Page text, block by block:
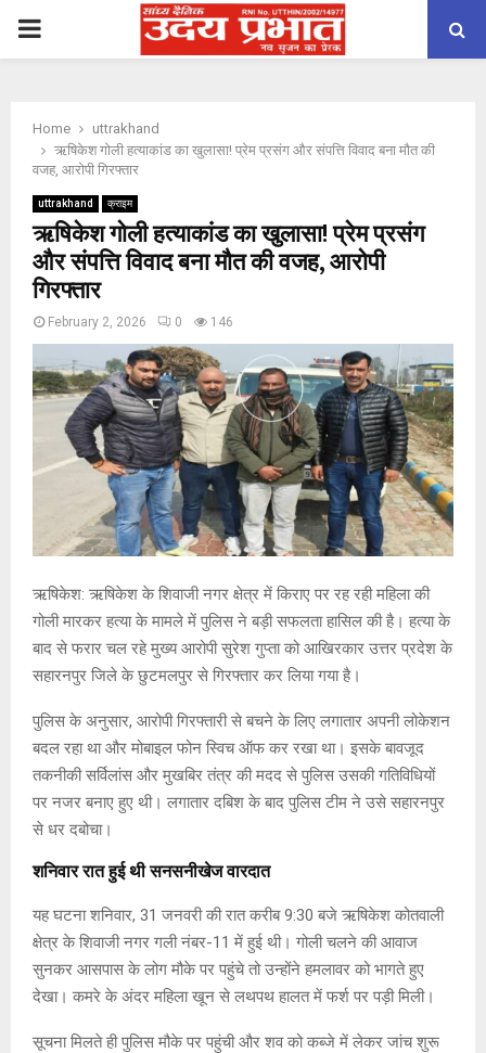
PRIMARY
Home
uttrakhand
ऋषिकेश गोली हत्याकांड का खुलासा! प्रेम प्रसंग और संपत्ति विवाद बना मौत की
वजह, आरोपी गिरफ्तार
uttrakhand क्राइम
ऋषिकेश गोली हत्याकांड का खुलासा! प्रेम प्रसंग
और संपत्ति विवाद बना मौत की वजह, आरोपी
गिरफ्तार
February 2, 2026 0 146
ऋषिकेश: ऋषिकेश के शिवाजी नगर क्षेत्र में किराए पर रह रही महिला की
गोली मारकर हत्या के मामले में पुलिस ने बड़ी सफलता हासिल की है। हत्या के
बाद से फरार चल रहे मुख्य आरोपी सुरेश गुप्ता को आखिरकार उत्तर प्रदेश के
सहारनपुर जिले के छुटमलपुर से गिरफ्तार कर लिया गया है।
पुलिस के अनुसार, आरोपी गिरफ्तारी से बचने के लिए लगातार अपनी लोकेशन
बदल रहा था और मोबाइल फोन स्विच ऑफ कर रखा था। इसके बावजूद
तकनीकी सर्विलांस और मुखबिर तंत्र की मदद से पुलिस उसकी गतिविधियों
पर नजर बनाए हुए थी। लगातार दबिश के बाद पुलिस टीम ने उसे सहारनपुर
से धर दबोचा।
शनिवार रात हुई थी सनसनीखेज वारदात
यह घटना शनिवार, 31 जनवरी की रात करीब 9:30 बजे ऋषिकेश कोतवाली
क्षेत्र के शिवाजी नगर गली नंबर-11 में हुई थी। गोली चलने की आवाज
सुनकर आसपास के लोग मौके पर पहुंचे तो उन्होंने हमलावर को भागते हुए
देखा। कमरे के अंदर महिला खून से लथपथ हालत में फर्श पर पड़ी मिली।
सूचना मिलते ही पुलिस मौके पर पहुंची और शव को कब्जे में लेकर जांच शुरू